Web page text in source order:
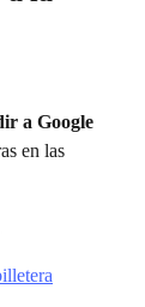
a Google
en las